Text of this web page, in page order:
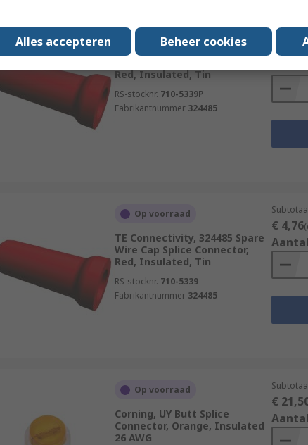
Op voorraad
TE Connectivity, 324485 Spare
Red, Insulated, Tin
RS-stocknr. 710-5339P
Fabrikantnummer 324485
doos)
€ 4,76
Op voorraad
TE Connectivity, 324485 Spare
Wire Cap Splice Connector,
Red, Insulated, Tin
RS-stocknr. 710-5339
Fabrikantnummer 324485
€ 4,76
Aantal
Op voorraad
Corning, UY Butt Splice
Connector, Orange, Insulated
26 AWG
€
Aantal
Alles accepteren Beheer cookies